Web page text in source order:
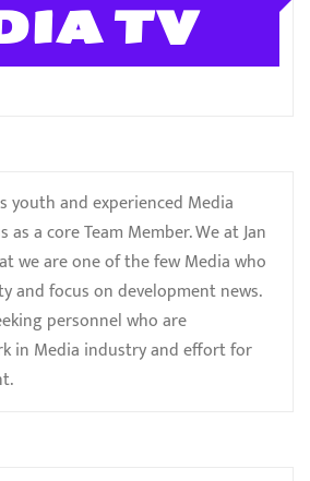
TV
youth and experienced Media
a core Team Member. We at Jan
we are one of the few Media who
and focus on development news.
personnel who are
in Media industry and effort for